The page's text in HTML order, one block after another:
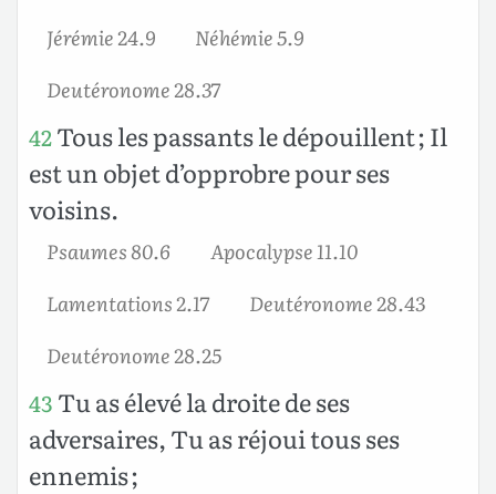
Jérémie 24.9
Néhémie 5.9
Deutéronome 28.37
42Tous les passants le dépouillent ; Il
est un objet d’opprobre pour ses
voisins.
Psaumes 80.6
Apocalypse 11.10
Lamentations 2.17
Deutéronome 28.43
Deutéronome 28.25
43 Tu as élevé la droite de ses
adversaires, Tu as réjoui tous ses
ennemis ;